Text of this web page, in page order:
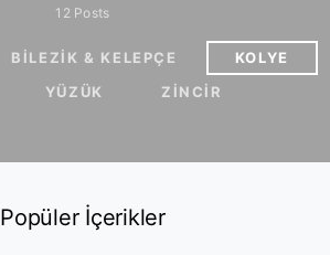
12 Posts
BILEZIK & KELEPÇE
KOLYE
YÜZÜK ZINCIR
Popüler İçerikler